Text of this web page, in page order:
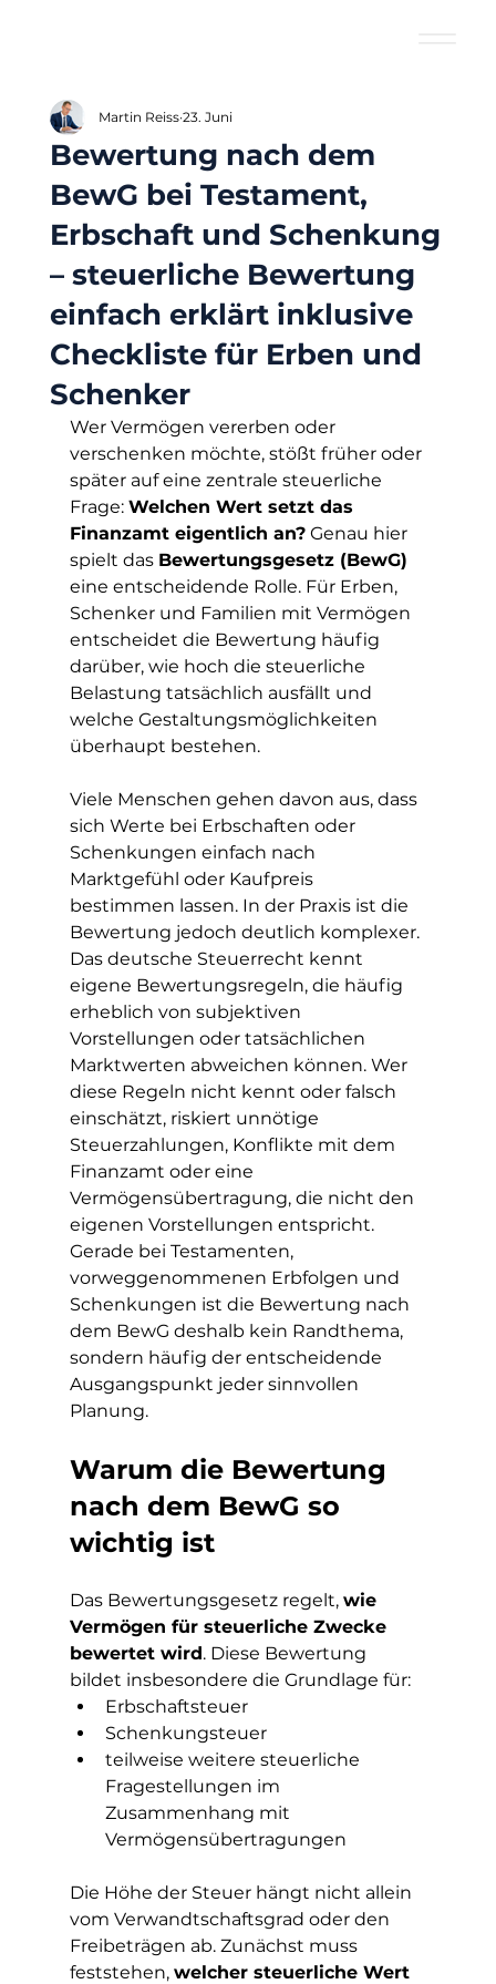
Bewertung nach dem
BewG bei Testament,
Erbschaft und Schenkung
– steuerliche Bewertung
einfach erklärt inklusive
Checkliste für Erben und
Schenker
Martin Reiss 23. Juni
Wer Vermögen vererben oder
verschenken möchte, stößt früher oder
später auf eine zentrale steuerliche
Frage: Welchen Wert setzt das
Finanzamt eigentlich an? Genau hier
spielt das Bewertungsgesetz (BewG)
eine entscheidende Rolle. Für Erben,
Schenker und Familien mit Vermögen
entscheidet die Bewertung häufig
darüber, wie hoch die steuerliche
Belastung tatsächlich ausfällt und
welche Gestaltungsmöglichkeiten
überhaupt bestehen.
Viele Menschen gehen davon aus, dass
sich Werte bei Erbschaften oder
Schenkungen einfach nach
Marktgefühl oder Kaufpreis
bestimmen lassen. In der Praxis ist die
Bewertung jedoch deutlich komplexer.
Das deutsche Steuerrecht kennt
eigene Bewertungsregeln, die häufig
erheblich von subjektiven
Vorstellungen oder tatsächlichen
Marktwerten abweichen können. Wer
diese Regeln nicht kennt oder falsch
einschätzt, riskiert unnötige
Steuerzahlungen, Konflikte mit dem
Finanzamt oder eine
Vermögensübertragung, die nicht den
eigenen Vorstellungen entspricht.
Gerade bei Testamenten,
vorweggenommenen Erbfolgen und
Schenkungen ist die Bewertung nach
dem BewG deshalb kein Randthema,
sondern häufig der entscheidende
Ausgangspunkt jeder sinnvollen
Planung.
Warum die Bewertung
nach dem BewG so
wichtig ist
Das Bewertungsgesetz regelt, wie
Vermögen für steuerliche Zwecke
bewertet wird. Diese Bewertung
bildet insbesondere die Grundlage für:
Erbschaftsteuer
Schenkungsteuer
teilweise weitere steuerliche
Fragestellungen im
Zusammenhang mit
Vermögensübertragungen
Die Höhe der Steuer hängt nicht allein
vom Verwandtschaftsgrad oder den
Freibeträgen ab. Zunächst muss
feststehen, welcher steuerliche Wert